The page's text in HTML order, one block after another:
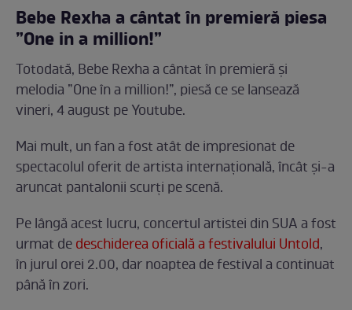
Bebe Rexha a cântat în premieră piesa
”One in a million!”
Totodată, Bebe Rexha a cântat în premieră și
melodia ”One în a million!”, piesă ce se lansează
vineri, 4 august pe Youtube.
Mai mult, un fan a fost atât de impresionat de
spectacolul oferit de artista internațională, încât și-a
aruncat pantalonii scurți pe scenă.
Pe lângă acest lucru, concertul artistei din SUA a fost
urmat dedeschiderea oficială a festivalului Untold,
în jurul orei 2.00, dar noaptea de festival a continuat
până în zori.